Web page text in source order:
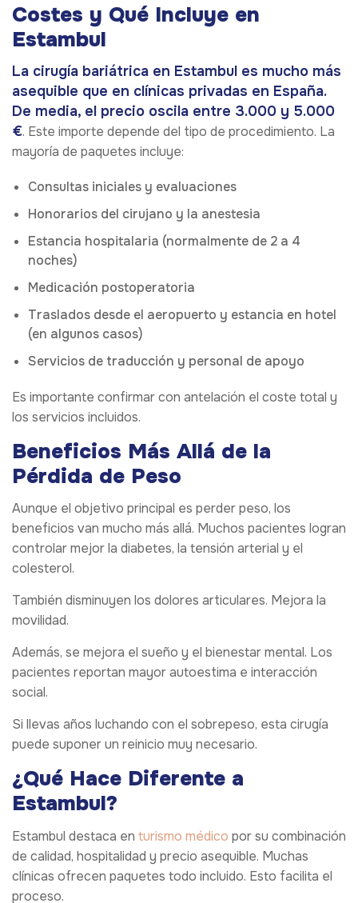
Costes y Qué Incluye en
Estambul
La cirugía bariátrica en Estambul es mucho más
asequible que en clínicas privadas en España.
De media, el precio oscila entre 3.000 y 5.000
€. Este importe depende del tipo de procedimiento. La
mayoría de paquetes incluye:
Consultas iniciales y evaluaciones
Honorarios del cirujano y la anestesia
Estancia hospitalaria (normalmente de 2 a 4
noches)
Medicación postoperatoria
Traslados desde el aeropuerto y estancia en hotel
(en algunos casos)
Servicios de traducción y personal de apoyo
Es importante confirmar con antelación el coste total y
los servicios incluidos.
Beneficios Más Allá de la
Pérdida de Peso
Aunque el objetivo principal es perder peso, los
beneficios van mucho más allá. Muchos pacientes logran
controlar mejor la diabetes, la tensión arterial y el
colesterol.
También disminuyen los dolores articulares. Mejora la
movilidad.
Además, se mejora el sueño y el bienestar mental. Los
pacientes reportan mayor autoestima e interacción
social.
Si llevas años luchando con el sobrepeso, esta cirugía
puede suponer un reinicio muy necesario.
¿Qué Hace Diferente a
Estambul?
Estambul destaca en turismo médico por su combinación
de calidad, hospitalidad y precio asequible. Muchas
clínicas ofrecen paquetes todo incluido. Esto facilita el
proceso.